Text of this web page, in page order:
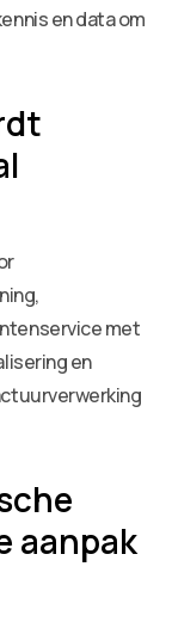
en data om
met
en
aanpak